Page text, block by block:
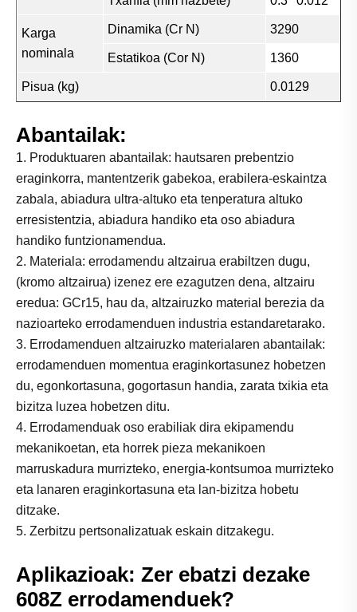
Karga
nominala
Dinamika (Cr N) 3290
Estatikoa (Cor N) 1360
Pisua (kg) 0.0129
Abantailak:
1. Produktuaren abantailak: hautsaren prebentzio
eraginkorra, mantentzerik gabekoa, erabilera-eskaintza
zabala, abiadura ultra-altuko eta tenperatura altuko
erresistentzia, abiadura handiko eta oso abiadura
handiko funtzionamendua.
2. Materiala: errodamendu altzairua erabiltzen dugu,
(kromo altzairua) izenez ere ezagutzen dena, altzairu
eredua: GCr15, hau da, altzairuzko material berezia da
nazioarteko errodamenduen industria estandaretarako.
3. Errodamenduen altzairuzko materialaren abantailak:
errodamenduen momentua eraginkortasunez hobetzen
du, egonkortasuna, gogortasun handia, zarata txikia eta
bizitza luzea hobetzen ditu.
4. Errodamenduak oso erabiliak dira ekipamendu
mekanikoetan, eta horrek pieza mekanikoen
marruskadura murrizteko, energia-kontsumoa murrizteko
eta lanaren eraginkortasuna eta lan-bizitza hobetu
ditzake.
5. Zerbitzu pertsonalizatuak eskain ditzakegu.
Aplikazioak: Zer ebatzi dezake
608Z errodamenduek?